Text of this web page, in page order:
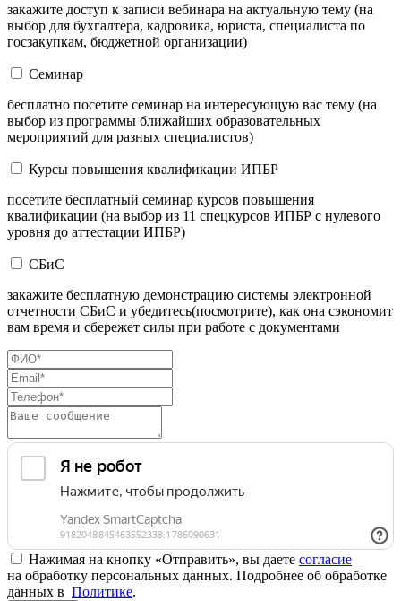
закажите доступ к записи вебинара на актуальную тему (на
выбор для бухгалтера, кадровика, юриста, специалиста по
госзакупкам, бюджетной организации)
Семинар
бесплатно посетите семинар на интересующую вас тему (на
выбор из программы ближайших образовательных
мероприятий для разных специалистов)
Курсы повышения квалификации ИПБР
посетите бесплатный семинар курсов повышения
квалификации (на выбор из 11 спецкурсов ИПБР с нулевого
уровня до аттестации ИПБР)
СБиС
закажите бесплатную демонстрацию системы электронной
отчетности СБиС и убедитесь(посмотрите), как она сэкономит
вам время и сбережет силы при работе с документами
Нажимая на кнопку «Отправить», вы даете согласие
на обработку персональных данных. Подробнее об обработке
данных в Политике.